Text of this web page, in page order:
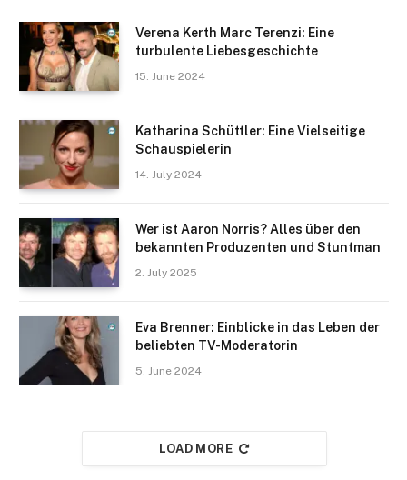
Verena Kerth Marc Terenzi: Eine
turbulente Liebesgeschichte
15. June 2024
Katharina Schüttler: Eine Vielseitige
Schauspielerin
14. July 2024
Wer ist Aaron Norris? Alles über den
bekannten Produzenten und Stuntman
2. July 2025
Eva Brenner: Einblicke in das Leben der
beliebten TV-Moderatorin
5. June 2024
LOAD MORE